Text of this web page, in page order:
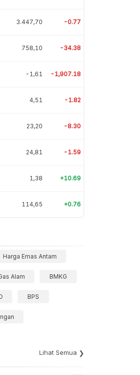
3.447,70 -0.77
758,10 -34.38
-1,61 -1,907.18
4,51 -1.82
23,20 -8.30
24,81 -1.59
1,38 +10.69
114,65 +0.76
Harga Emas Antam
Alam BMKG
BPS
Lihat Semua